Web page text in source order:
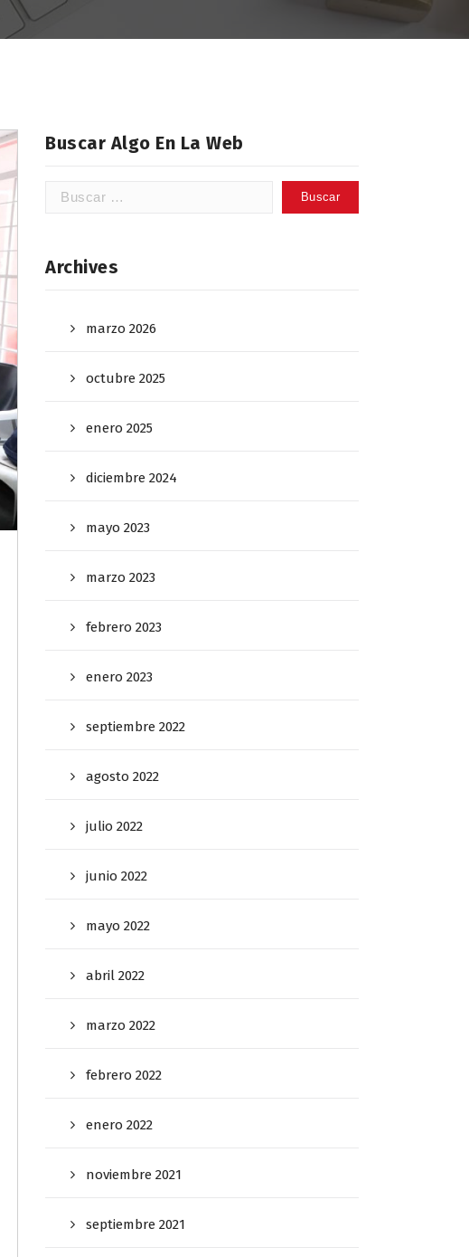
Buscar Algo En La Web
Buscar:
Archives
marzo 2026
octubre 2025
enero 2025
diciembre 2024
mayo 2023
marzo 2023
febrero 2023
enero 2023
septiembre 2022
agosto 2022
julio 2022
junio 2022
mayo 2022
abril 2022
marzo 2022
febrero 2022
enero 2022
noviembre 2021
septiembre 2021